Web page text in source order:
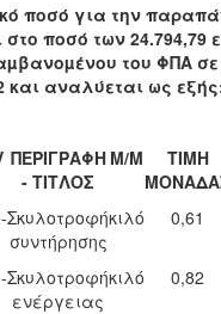
ποσό για την
στο ποσό των 24.794,79
του ΦΠΑ
και αναλύεται ως
ΠΕΡΙΓΡΑΦΗ
- ΤΙΤΛΟΣ
Μ/Μ
ΤΙΜΗ
Σκυλοτροφή
συντήρησης
κιλό 0,61
Σκυλοτροφή
ενέργειας
κιλό 0,82